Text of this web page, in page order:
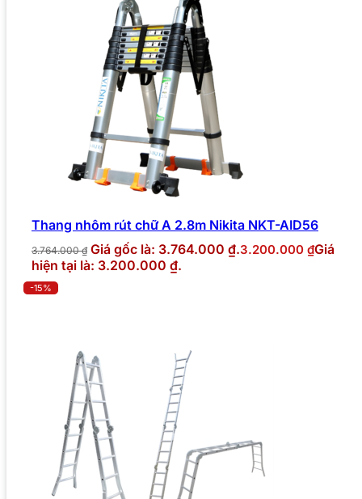
Thang nhôm rút chữ A 2.8m Nikita NKT-AID56
3.764.000₫ Giá gốc là: 3.764.000 ₫.3.200.000 ₫Giá
hiện tại là: 3.200.000 ₫.
-15%